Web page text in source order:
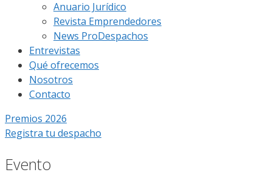
Anuario Jurídico
Revista Emprendedores
News ProDespachos
Entrevistas
Qué ofrecemos
Nosotros
Contacto
Premios 2026
Registra tu despacho
Evento